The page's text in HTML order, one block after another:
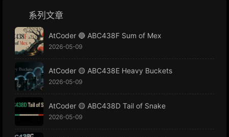
系列文章
AtCoder 🔵 ABC438F Sum of Mex
2026-05-09
AtCoder 🟡 ABC438E Heavy Buckets
2026-05-09
AtCoder 🟡 ABC438D Tail of Snake
2026-05-09